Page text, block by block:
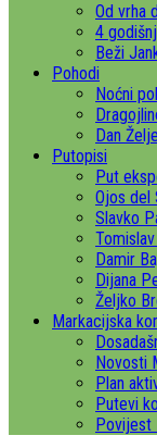
Od vrha
4
Beži
Pohodi
Noćni
Dan
Putopisi
Put
Ojos del
Slavko
Damir
Dijana
Željko
Markacijska
Novosti
Plan
Putevi
Povijest